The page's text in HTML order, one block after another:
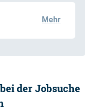
Mehr
der Jobsuche